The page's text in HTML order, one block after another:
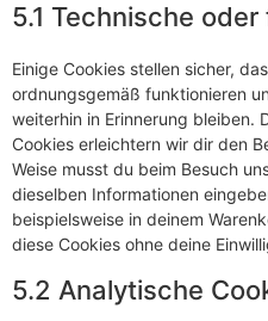
5.1 Technische
Einige Cookies stellen sicher,
ordnungsgemäß funktionieren
weiterhin in Erinnerung bleiben.
Cookies erleichtern wir dir den
Weise musst du beim Besuch
dieselben Informationen
beispielsweise in deinem
diese Cookies ohne deine
5.2 Analytische